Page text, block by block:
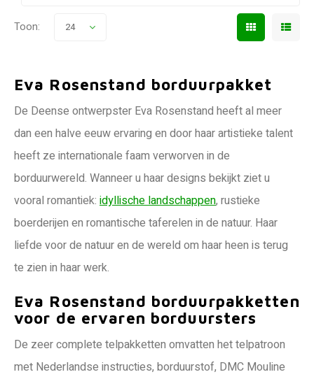
Toon: 24
Eva Rosenstand borduurpakket
De Deense ontwerpster Eva Rosenstand heeft al meer
dan een halve eeuw ervaring en door haar artistieke talent
heeft ze internationale faam verworven in de
borduurwereld. Wanneer u haar designs bekijkt ziet u
vooral romantiek: idyllische landschappen, rustieke
boerderijen en romantische taferelen in de natuur. Haar
liefde voor de natuur en de wereld om haar heen is terug
te zien in haar werk.
Eva Rosenstand borduurpakketten
voor de ervaren borduursters
De zeer complete telpakketten omvatten het telpatroon
met Nederlandse instructies, borduurstof, DMC Mouline